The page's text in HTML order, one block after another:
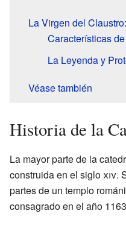
La Virgen del
Características
La Leyenda y
Véase también
Historia de la
La mayor parte de la
construida en el sigloxiv.
partes de un templo
consagrado en el año